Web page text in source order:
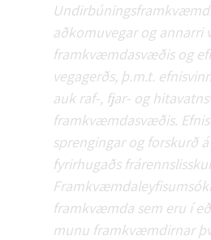
aðkomuvegar og annarri
framkvæmdasvæðis og
vegagerðs, þ.m.t.
auk raf-, fjar- og
framkvæmdasvæðis.
sprengingar og forskurð
fyrirhugaðs
framkvæmda sem eru í
munu framkvæmdirnar